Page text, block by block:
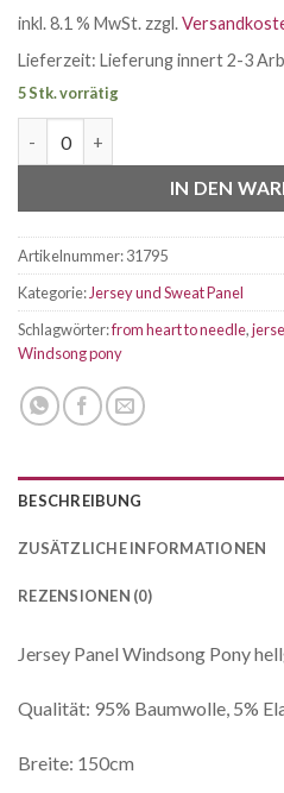
inkl. 8.1 % MwSt. zzgl.
Lieferzeit: Lieferung innert 2-3
5 Stk. vorrätig
IN DEN
Artikelnummer:31795
Kategorie: Jersey und Sweat Panel
Schlagwörter:from heart to needle,
Windsong pony
BESCHREIBUNG
ZUSÄTZLICHE INFORMATIONEN
REZENSIONEN (0)
Jersey Panel Windsong Pony
Qualität: 95% Baumwolle, 5%
Breite: 150cm